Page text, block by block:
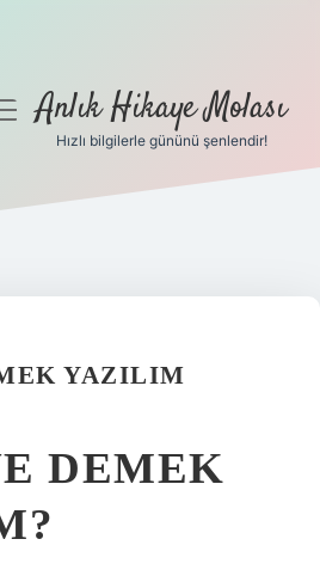
Anlık Hikaye Molası
Hızlı bilgilerle gününü şenlendir!
YAZILIM
DEMEK